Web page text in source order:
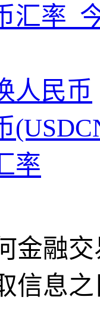
汇率_
人民币
率
金融
信息